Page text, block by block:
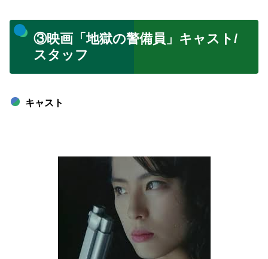
③映画「地獄の警備員」キャスト/
スタッフ
キャスト